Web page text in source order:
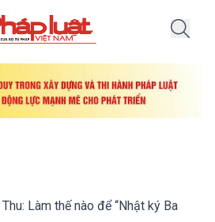
Làm thế nào để “Nhật ký Ba